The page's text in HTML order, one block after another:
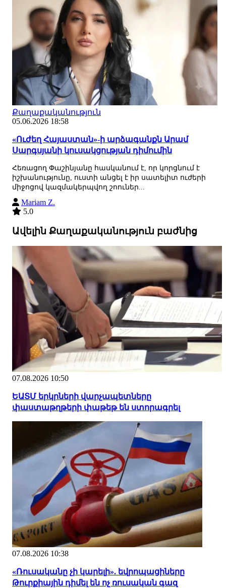
Քաղաքականություն
05.06.2026 18:58
«Ուժեղ Հայաստան»-ի արձագանքն Արամ
Սարգսյանի կուսակցության դիմումին
Հեռացող Փաշինյանը հասկանում է, որ կորցնում է
իշխանությունը, ուստի անցել է իր սատելիտ ուժերի
միջոցով կազմակերպվող շոուներ...
Mariam Z.
5.0
Ավելին Քաղաքականություն բաժնից
07.08.2026 10:50
ԵԱՏՄ երկրների վարչապետները
փաստաթղթերի փաթեթ են ստորագրել
07.08.2026 10:38
«Ռուսականը չի կարելի». եվրոպացիները
Թուրքիային դիմել են ոչ ռուսական գազ